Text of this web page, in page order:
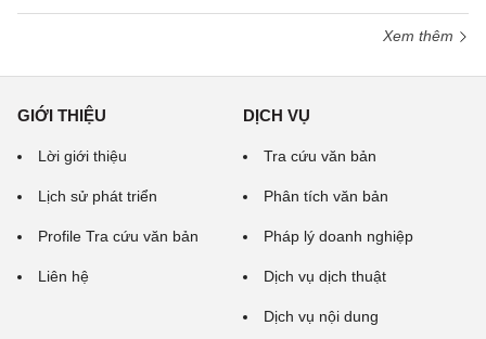
Xem thêm
GIỚI THIỆU
Lời giới thiệu
Lịch sử phát triển
Profile Tra cứu văn bản
Liên hệ
DỊCH VỤ
Tra cứu văn bản
Phân tích văn bản
Pháp lý doanh nghiệp
Dịch vụ dịch thuật
Dịch vụ nội dung